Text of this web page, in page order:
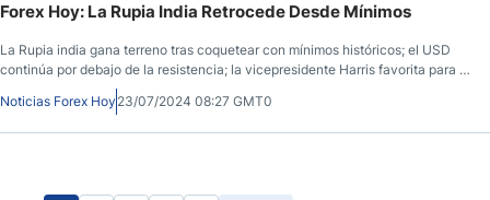
Forex Hoy: La Rupia India Retrocede Desde Mínimos
La Rupia india gana terreno tras coquetear con mínimos históricos; el USD
continúa por debajo de la resistencia; la vicepresidente Harris favorita para la
nominación demócrata, Trump favorito para las elecciones; las acciones
subieron ayer.
Noticias Forex Hoy 23/07/2024 08:27 GMT0